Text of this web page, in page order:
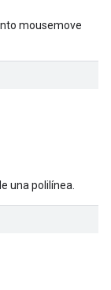
mousemove
una polilínea.